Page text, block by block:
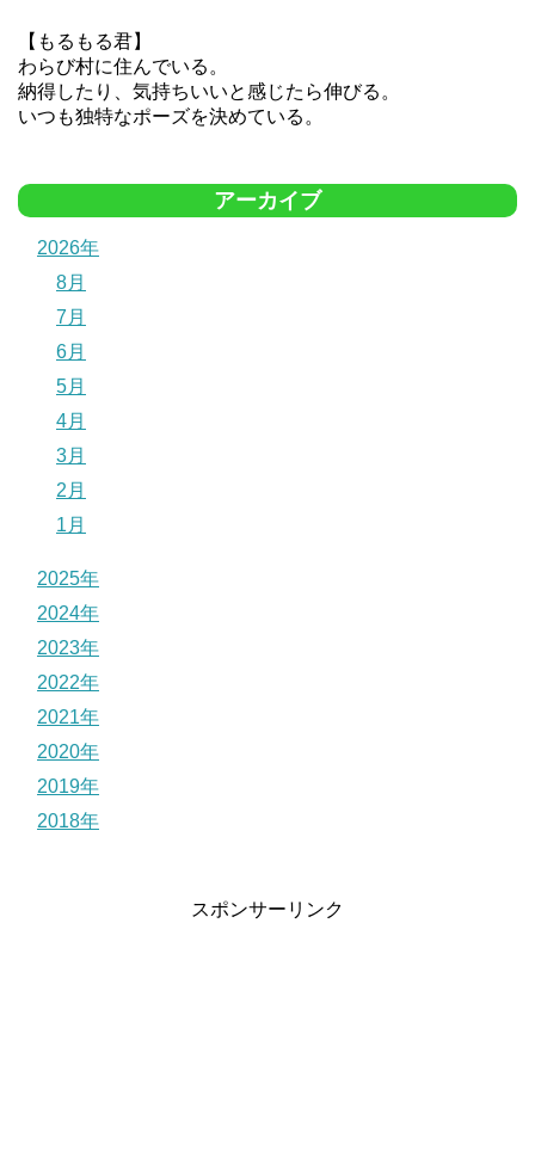
【もるもる君】
わらび村に住んでいる。
納得したり、気持ちいいと感じたら伸びる。
いつも独特なポーズを決めている。
アーカイブ
2026年
8月
7月
6月
5月
4月
3月
2月
1月
2025年
2024年
2023年
2022年
2021年
2020年
2019年
2018年
スポンサーリンク